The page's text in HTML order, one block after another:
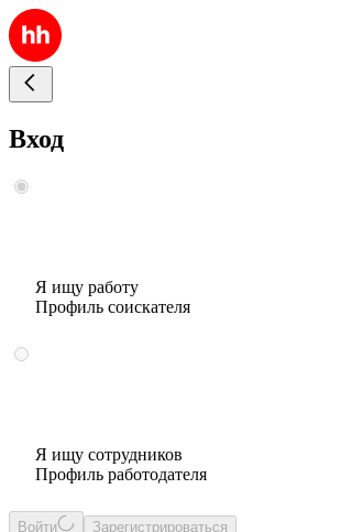
Вход
Я ищу работу
Профиль соискателя
Я ищу сотрудников
Профиль работодателя
Войти Зарегистрироваться